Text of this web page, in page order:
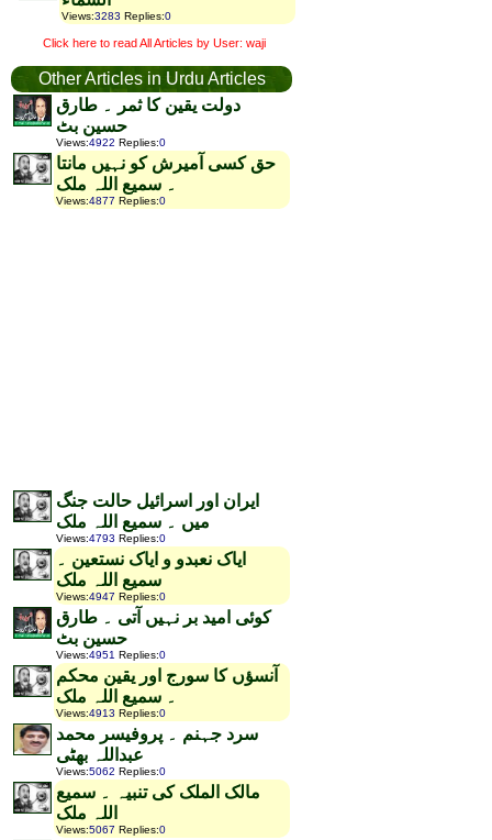
Views:3283 Replies:0
Click here to read All Articles by User: waji
Other Articles in Urdu Articles
دولت یقین کا ثمر ۔ طارق
حسین بٹ
Views:4922 Replies:0
حق کسی آمیرش کو نہیں مانتا
۔ سمیع اللہ ملک
Views:4877 Replies:0
ایران اور اسرائیل حالت جنگ
میں ۔ سمیع اللہ ملک
Views:4793 Replies:0
ایاک نعبدو و ایاک نستعین ۔
سمیع اللہ ملک
Views:4947 Replies:0
کوئی امید بر نہیں آتی ۔ طارق
حسین بٹ
Views:4951 Replies:0
آنسؤں کا سورج اور یقین محکم
۔ سمیع اللہ ملک
Views:4913 Replies:0
سرد جہنم ۔ پروفیسر محمد
عبداللہ بھٹی
Views:5062 Replies:0
مالک الملک کی تنبیہ ۔ سمیع
اللہ ملک
Views:5067 Replies:0